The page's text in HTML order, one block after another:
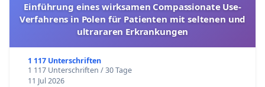
Einführung eines wirksamen Compassionate Use-
Verfahrens in Polen für Patienten mit seltenen und
ultrararen Erkrankungen
1 117 Unterschriften
1 117 Unterschriften / 30 Tage
11 Jul 2026